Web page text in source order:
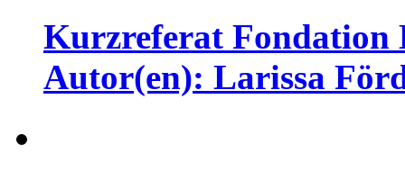
Kurzreferat Fondation
Autor(en): Larissa